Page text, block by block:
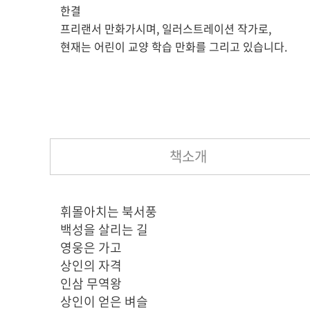
한결
프리랜서 만화가시며, 일러스트레이션 작가로,
현재는 어린이 교양 학습 만화를 그리고 있습니다.
책소개
휘몰아치는 북서풍
백성을 살리는 길
영웅은 가고
상인의 자격
인삼 무역왕
상인이 얻은 벼슬